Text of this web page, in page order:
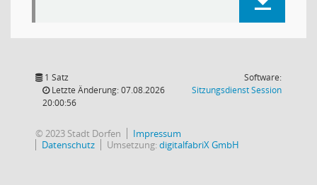
1 Satz
Letzte Änderung: 07.08.2026
20:00:56
Software:
SitzungsdienstSession(Wird in
© 2023 Stadt Dorfen
Impressum
Datenschutz
Umsetzung:digitalfabriX GmbH